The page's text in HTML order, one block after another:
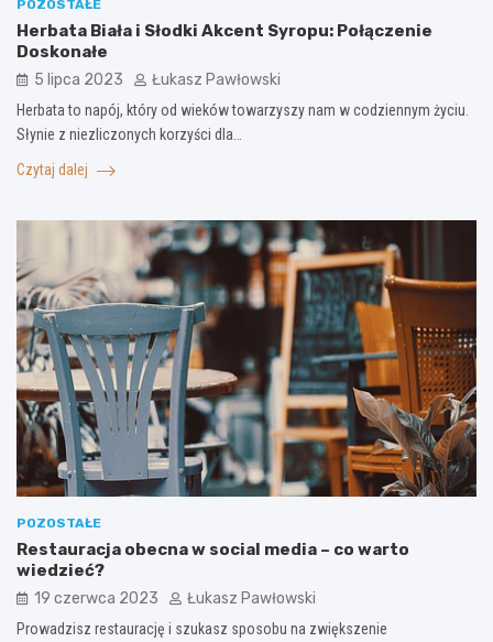
POZOSTAŁE
Herbata Biała i Słodki Akcent Syropu: Połączenie
Doskonałe
5 lipca 2023 Łukasz Pawłowski
Herbata to napój, który od wieków towarzyszy nam w codziennym życiu.
Słynie z niezliczonych korzyści dla…
Czytaj dalej
POZOSTAŁE
Restauracja obecna w social media – co warto
wiedzieć?
19 czerwca 2023 Łukasz Pawłowski
Prowadzisz restaurację i szukasz sposobu na zwiększenie